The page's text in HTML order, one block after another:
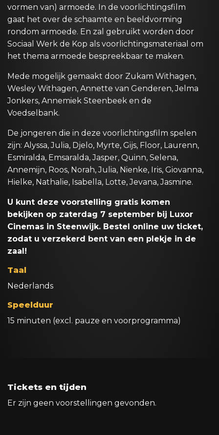
vormen van) armoede. In de voorlichtingsfilm
gaat het over de schaamte en beeldvorming
rondom armoede. En zal gebruikt worden door
Sociaal Werk de Kop als voorlichtingsmateriaal om
het thema armoede bespreekbaar te maken.
Mede mogelijk gemaakt door Zukam Withagen,
Wesley Withagen, Annette van Genderen, Jelma
Jonkers, Annemiek Steenbeek en de
Voedselbank.
De jongeren die in deze voorlichtingsfilm spelen
zijn: Alyssa, Julia, Djelo, Myrte, Gijs, Floor, Laurenn,
Esmiralda, Emsaralda, Jasper, Quinn, Selena,
Annemijn, Roos, Norah, Julia, Nienke, Iris, Giovanna,
Hielke, Nathalie, Isabella, Lotte, Jevana, Jasmine.
U kunt deze voorstelling gratis komen
bekijken op zaterdag 7 september bij Luxor
Cinemas in Steenwijk. Bestel online uw ticket,
zodat u verzekerd bent van een plekje in de
zaal!
Taal
Nederlands
Speelduur
15 minuten (excl. pauze en voorprogramma)
Tickets en tijden
Er zijn geen voorstellingen gevonden.